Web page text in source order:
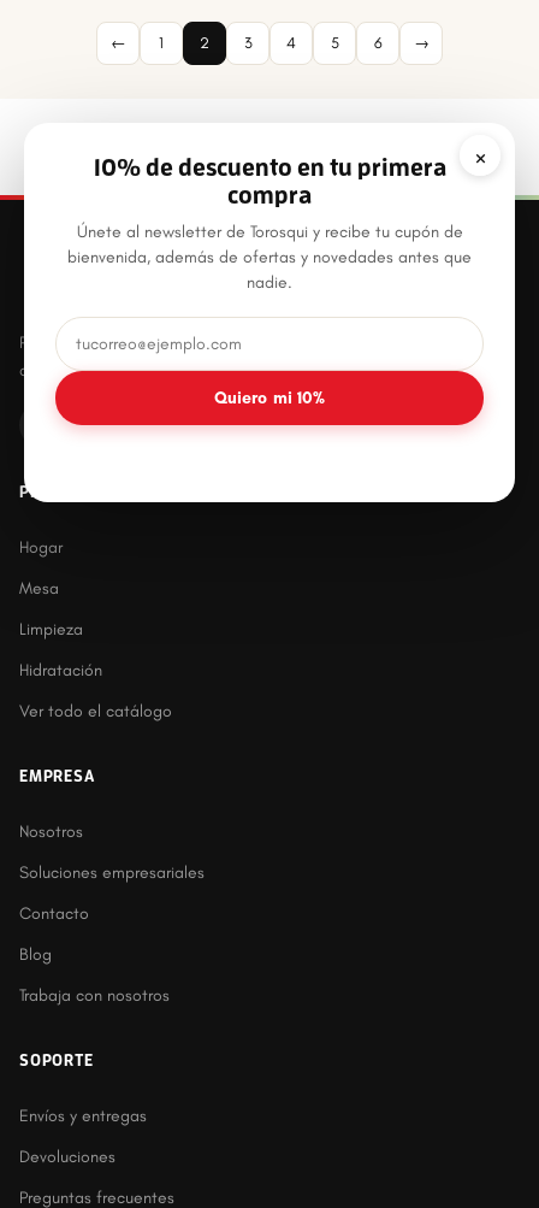
← 1 2 3 4 5 6 →
×
10% de descuento en tu primera
compra
Únete al newsletter de Torosqui y recibe tu cupón de
bienvenida, además de ofertas y novedades antes que
nadie.
Quiero mi 10%
Productos plásticos innovadores, prácticos y
duraderos para el hogar mexicano.
PRODUCTOS
Hogar
Mesa
Limpieza
Hidratación
Ver todo el catálogo
EMPRESA
Nosotros
Soluciones empresariales
Contacto
Blog
Trabaja con nosotros
SOPORTE
Envíos y entregas
Devoluciones
Preguntas frecuentes